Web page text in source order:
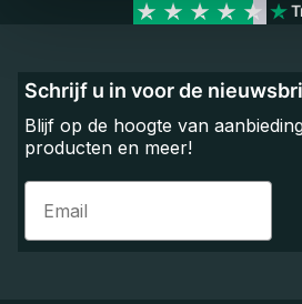
Schrijf u in voor de
Blijf op de hoogte van
producten en meer!
Email